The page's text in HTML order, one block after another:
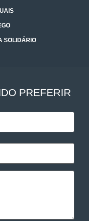
SOLIDÁRIO
PREFERIR